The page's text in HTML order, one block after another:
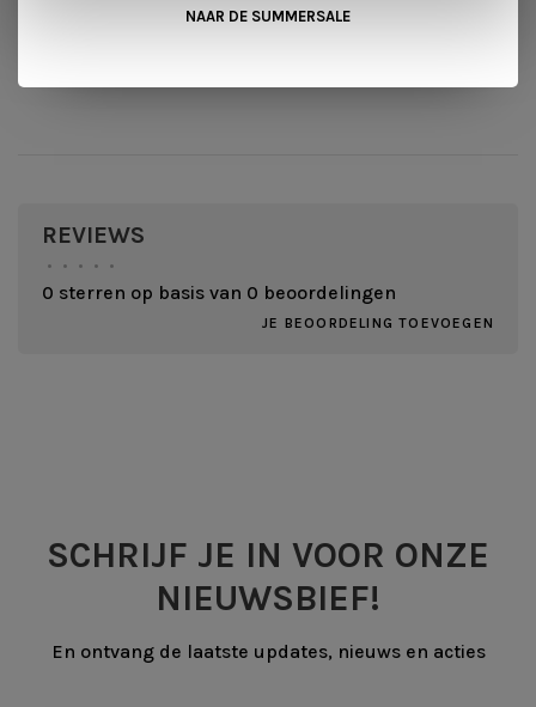
REVIEWS
• • • • •
0 sterren op basis van 0 beoordelingen
JE BEOORDELING TOEVOEGEN
SCHRIJF JE IN VOOR ONZE
NIEUWSBIEF!
En ontvang de laatste updates, nieuws en acties
NAAR DE SUMMERSALE